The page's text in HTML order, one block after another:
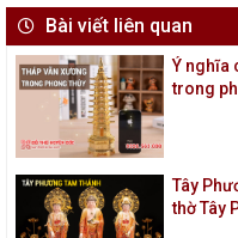
Bài viết liên quan
Ý nghĩa
trong
Tây
thờ Tây